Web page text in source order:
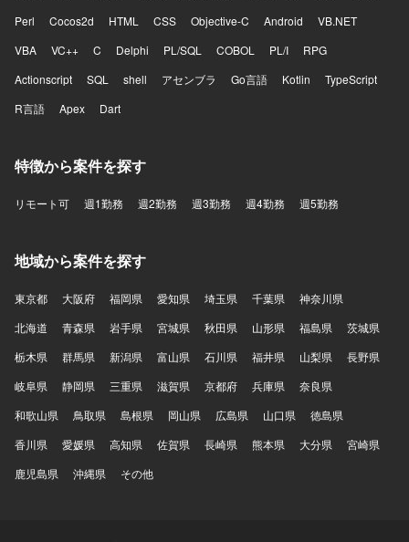
Perl
Cocos2d HTML CSS Objective-C Android
VB.NET
VBA
VC++ C Delphi PL/SQL COBOL PL/I
RPG
Actionscript
SQL shell アセンブラ Go言語 Kotlin
TypeScript
R言語
Apex Dart
特徴から案件を探す
リモート可 週1勤務 週2勤務 週3勤務 週4勤務 週5勤務
地域から案件を探す
東京都 大阪府 福岡県 愛知県 埼玉県 千葉県
神奈川県
北海道
青森県 岩手県 宮城県 秋田県 山形県 福島県
茨城県
栃木県
群馬県 新潟県 富山県 石川県 福井県 山梨県
長野県
岐阜県
静岡県 三重県 滋賀県 京都府 兵庫県
奈良県
和歌山県
鳥取県 島根県 岡山県 広島県 山口県
徳島県
香川県
愛媛県 高知県 佐賀県 長崎県 熊本県 大分県
宮崎県
鹿児島県
沖縄県 その他